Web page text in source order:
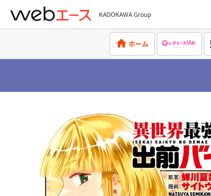
webエース
KADOKAWA Group
ホーム